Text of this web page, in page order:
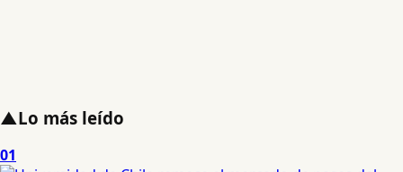
▲Lo más leído
01